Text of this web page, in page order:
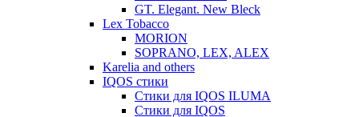
GT. Elegant. New Bleck
Lex Tobacco
MORION
SOPRANO, LEX, ALEX
Karelia and others
IQOS стики
Стики для IQOS ILUMA
Стики для IQOS